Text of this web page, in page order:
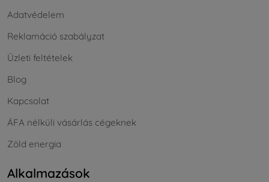
Adatvédelem
Reklamáció szabályzat
Üzleti feltételek
Blog
Kapcsolat
ÁFA nélküli vásárlás cégeknek
Zöld energia
Alkalmazások